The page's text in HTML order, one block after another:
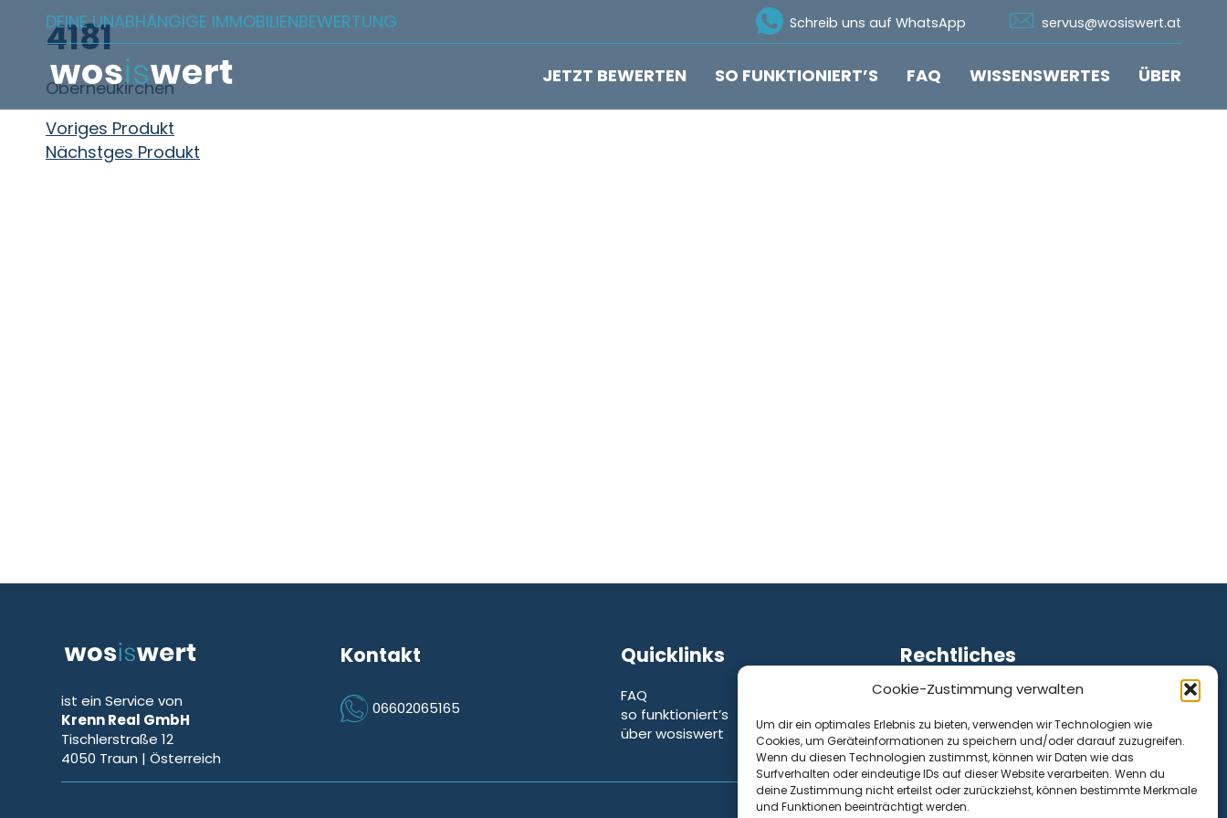
Cookie-Zustimmung verwalten
Um dir ein optimales Erlebnis zu bieten, verwenden wir Technologien wie
Cookies, um Geräteinformationen zu speichern und/oder darauf zuzugreifen.
Wenn du diesen Technologien zustimmst, können wir Daten wie das
Surfverhalten oder eindeutige IDs auf dieser Website verarbeiten. Wenn du
deine Zustimmung nicht erteilst oder zurückziehst, können bestimmte Merkmale
und Funktionen beeinträchtigt werden.
Zum Inhalt springen
DEINE UNABHÄNGIGE IMMOBILIENBEWERTUNG
Schreib uns auf WhatsApp
servus@wosiswert.at
JETZT BEWERTEN SO FUNKTIONIERT’S FAQ WISSENSWERTES ÜBER
4181
Oberneukirchen
Beitragsnavigation
Voriges Produkt
Nächstges Produkt
ist ein Service von
Krenn Real GmbH
Tischlerstraße 12
4050 Traun | Österreich
Kontakt
Icon Phone
06602065165
Quicklinks
FAQ
so funktioniert’s
über wosiswert
Rechtliches
Impressum
Cookie-Richtlinie (EU)